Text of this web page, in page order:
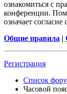
ознакомиться с
конференции.
означает
Общие правила |
Регистрация
Список
Часовой